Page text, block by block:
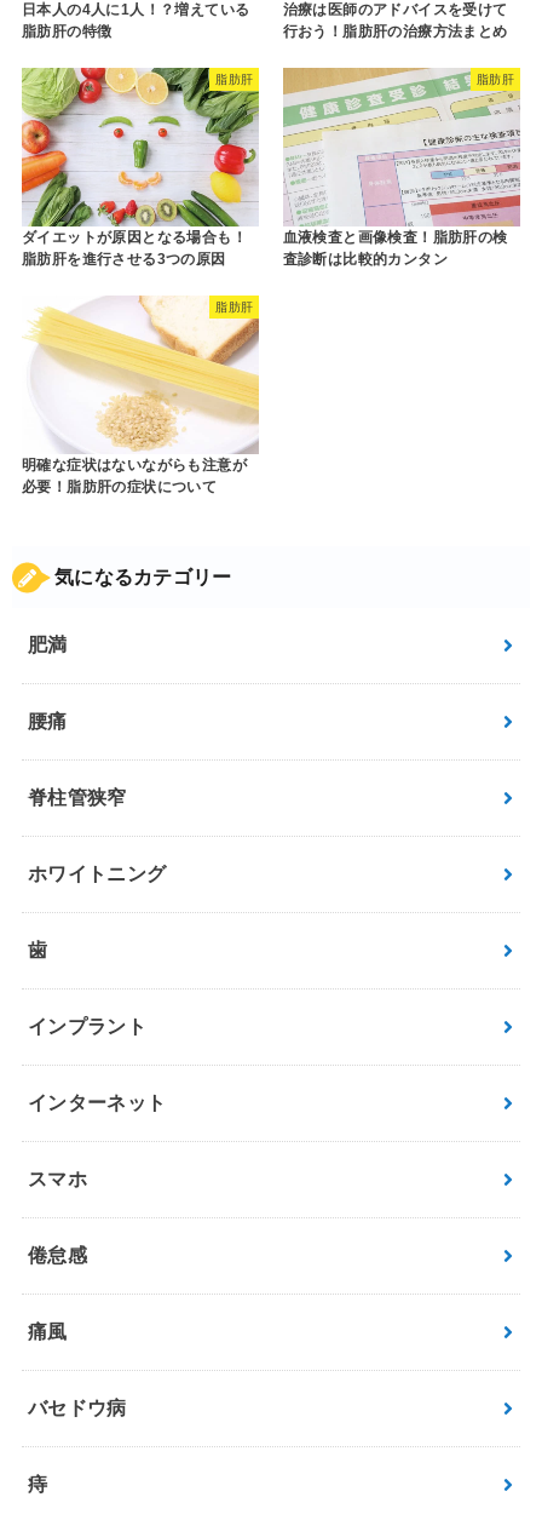
日本人の4人に1人！？増えている
脂肪肝の特徴
治療は医師のアドバイスを受けて
行おう！脂肪肝の治療方法まとめ
脂肪肝
ダイエットが原因となる場合も！
脂肪肝を進行させる3つの原因
脂肪肝
血液検査と画像検査！脂肪肝の検
査診断は比較的カンタン
脂肪肝
明確な症状はないながらも注意が
必要！脂肪肝の症状について
気になるカテゴリー
肥満
腰痛
脊柱管狭窄
ホワイトニング
歯
インプラント
インターネット
スマホ
倦怠感
痛風
バセドウ病
痔